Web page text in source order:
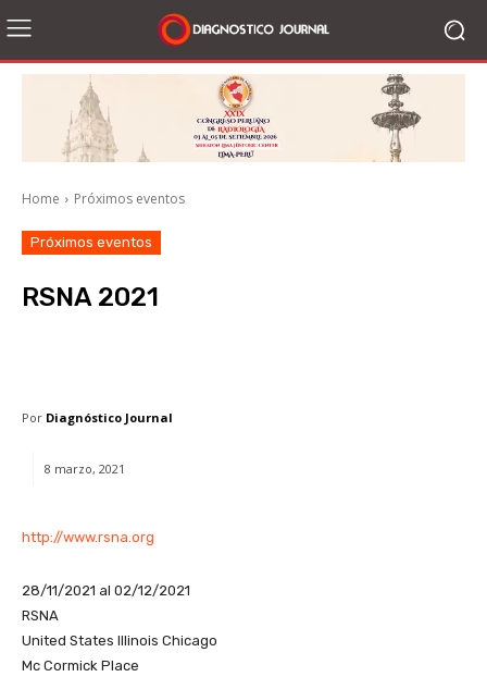
Home Próximos eventos
Próximos eventos
RSNA 2021
Por Diagnóstico Journal
8 marzo, 2021
http://www.rsna.org
28/11/2021 al 02/12/2021
RSNA
United States Illinois Chicago
Mc Cormick Place